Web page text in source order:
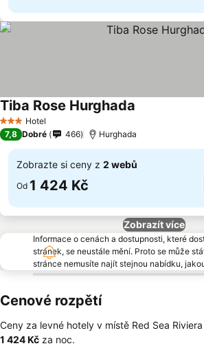
3 Počet hvězdiček
Hotel
Tiba Rose Hurghada
7,8 Dobré 466 Hurghada
Zobrazte si ceny z 2 webů
Od 1 424 Kč
Zobrazít více
Informace o cenách a dostupnosti, které
stránek, se neustále mění. Proto se může
stránce nemusíte najít stejnou nabídku,
Cenové rozpětí
Ceny za levné hotely v místě Red Sea
‎1 424 Kč za noc.